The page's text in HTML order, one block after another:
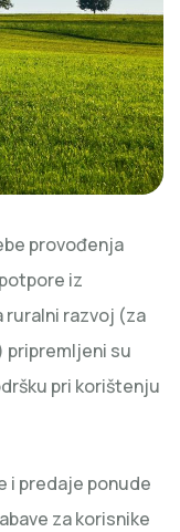
provođenja
iz
razvoj (za
pripremljeni su
pri korištenju
i predaje ponude
za korisnike